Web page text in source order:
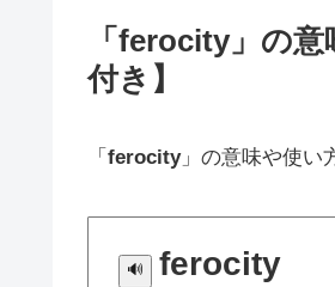
「ferocity」の
付き】
「 ferocity」の意味や使い
ferocity